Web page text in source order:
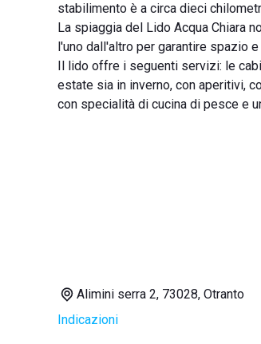
stabilimento è a circa dieci
La spiaggia del Lido Acqua Chiara
l'uno dall'altro per garantire spazio
Il lido offre i seguenti servizi: le
estate sia in inverno, con aperitivi,
con specialità di cucina di pesce e
Alimini serra 2, 73028, Otranto
Indicazioni